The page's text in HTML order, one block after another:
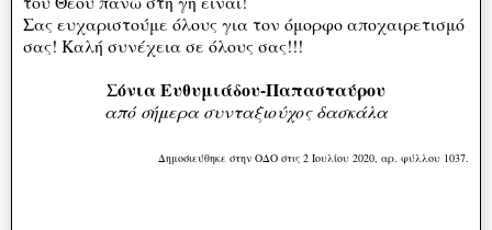
Σας ευχαριστούμε όλους για τον όμορφο αποχαιρετισμό
σας! Καλή συνέχεια σε όλους σας!!!
Σόνια Ευθυμιάδου-Παπασταύρου
από σήμερα συνταξιούχος δασκάλα
Δημοσιεύθηκε στην ΟΔΟ στις 2 Ιουλίου 2020, αρ. φύλλου 1037.